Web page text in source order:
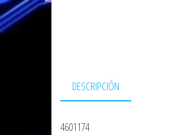
DESCRIPCIÓN
4601174